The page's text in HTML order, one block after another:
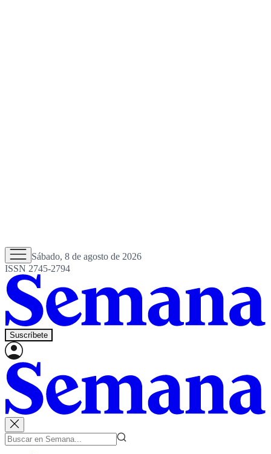
Sábado, 8 de agosto de 2026
ISSN 2745-2794
Suscríbete